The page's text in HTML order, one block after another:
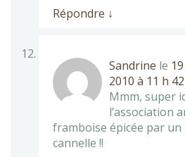
Répondre ↓
Sandrine le
2010 à 11 h
Mmm, super
l’association
framboise épicée par un
cannelle !!